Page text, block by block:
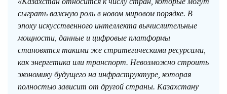
сыграть важную роль в новом мировом порядке. В
эпоху искусственного интеллекта вычислительные
мощности, данные и цифровые платформы
становятся такими же стратегическими ресурсами,
как энергетика или транспорт. Невозможно строить
экономику будущего на инфраструктуре, которая
полностью зависит от другой страны. Казахстану